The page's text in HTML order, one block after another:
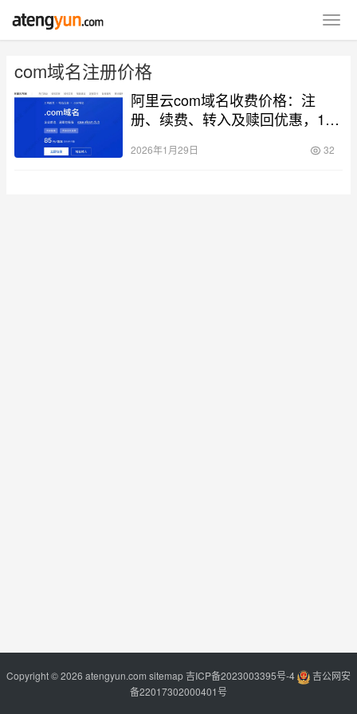
com域名注册价格
阿里云com域名收费价格：注
册、续费、转入及赎回优惠，1年
2026年1月29日 32
Copyright © 2026 atengyun.com sitemap吉ICP备2023003395号-4
吉公网安
备22017302000401号